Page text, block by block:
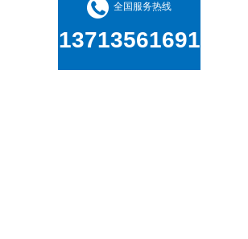
全国服务热线
13713561691